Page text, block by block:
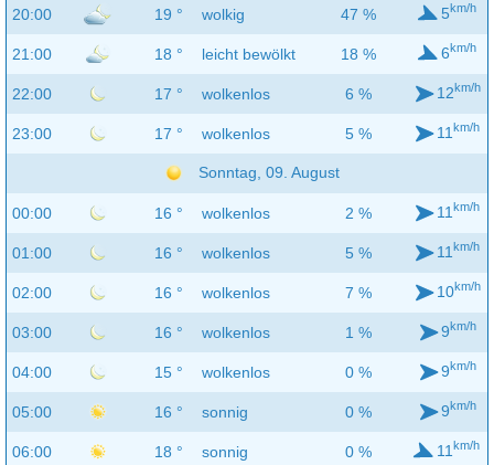
20:00 19 ° wolkig 47 % 5km/h
21:00 18 ° leicht bewölkt 18 % 6km/h
22:00 17 ° wolkenlos 6 % 12km/h
23:00 17 ° wolkenlos 5 % 11 km/h
Sonntag, 09. August
00:00 16 ° wolkenlos 2 % 11 km/h
01:00 16 ° wolkenlos 5 % 11 km/h
02:00 16 ° wolkenlos 7 % 10km/h
03:00 16 ° wolkenlos 1 % 9km/h
04:00 15 ° wolkenlos 0 % 9km/h
05:00 16 ° sonnig 0 % 9km/h
06:00 18 ° sonnig 0 % 11 km/h